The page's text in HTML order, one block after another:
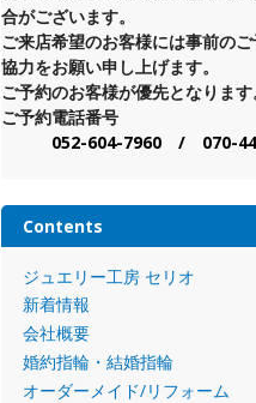
合がございます。
ご来店希望のお客様には事前の
協力をお願い申し上げます。
ご予約のお客様が優先となります
ご予約電話番号
052-604-7960 / 070-
Contents
ジュエリー工房 セリオ
新着情報
会社概要
婚約指輪・結婚指輪
オーダーメイド/リフォーム